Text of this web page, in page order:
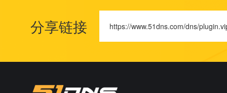
分享链接 https://www.51dns.com/dns/